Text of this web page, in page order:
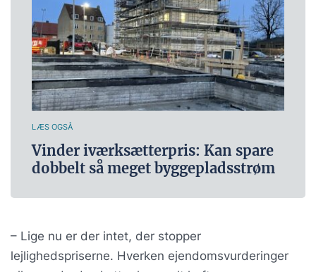
LÆS OGSÅ
Vinder iværksætterpris: Kan spare
dobbelt så meget byggepladsstrøm
– Lige nu er der intet, der stopper
lejlighedspriserne. Hverken ejendomsvurderinger